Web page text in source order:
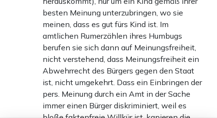
besten Meinung unterzubringen, wo sie
meinen, dass es gut fürs Kind ist. Im
amtlichen Rumerzählen ihres Humbugs
berufen sie sich dann auf Meinungsfreiheit,
nicht verstehend, dass Meinungsfreiheit ein
Abwehrrecht des Bürgers gegen den Staat
ist, nicht umgekehrt. Dass ein Einbringen der
pers. Meinung durch ein Amt in der Sache
immer einen Bürger diskriminiert, weil es